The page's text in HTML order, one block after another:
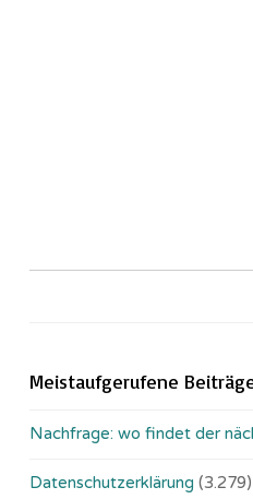
Meistaufgerufene
Nachfrage: wo findet der
Datenschutzerklärung (3.279)